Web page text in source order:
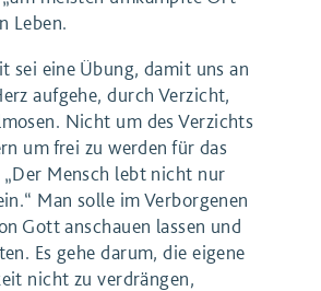
Leben.
sei eine Übung, damit uns an
aufgehe, durch Verzicht,
Nicht um des Verzichts
um frei zu werden für das
Mensch lebt nicht nur
Man solle im Verborgenen
Gott anschauen lassen und
Es gehe darum, die eigene
nicht zu verdrängen,